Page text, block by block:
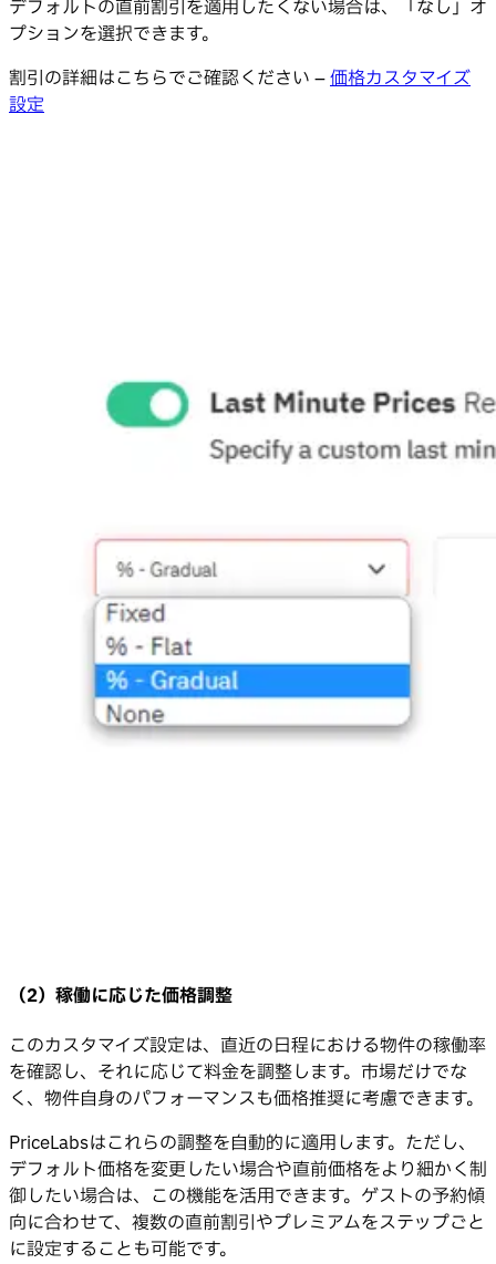
デフォルトの直前割引を適用したくない場合は、「なし」オ
プションを選択できます。
割引の詳細はこちらでご確認ください –価格カスタマイズ
設定
（2）稼働に応じた価格調整
このカスタマイズ設定は、直近の日程における物件の稼働率
を確認し、それに応じて料金を調整します。市場だけでな
く、物件自身のパフォーマンスも価格推奨に考慮できます。
PriceLabsはこれらの調整を自動的に適用します。ただし、
デフォルト価格を変更したい場合や直前価格をより細かく制
御したい場合は、この機能を活用できます。ゲストの予約傾
向に合わせて、複数の直前割引やプレミアムをステップごと
に設定することも可能です。